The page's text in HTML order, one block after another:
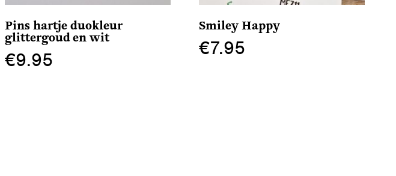
Pins hartje duokleur
glittergoud en wit
€9.95
Smiley Happy
€7.95